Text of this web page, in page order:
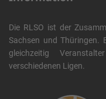
Die RLSO ist der
Sachsen und Thüringen.
gleichzeitig
verschiedenen Ligen.